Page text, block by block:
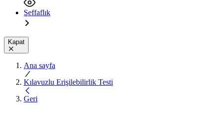
Şeffaflık
Kapat
Ana sayfa
Kılavuzlu Erişilebilirlik Testi
Geri